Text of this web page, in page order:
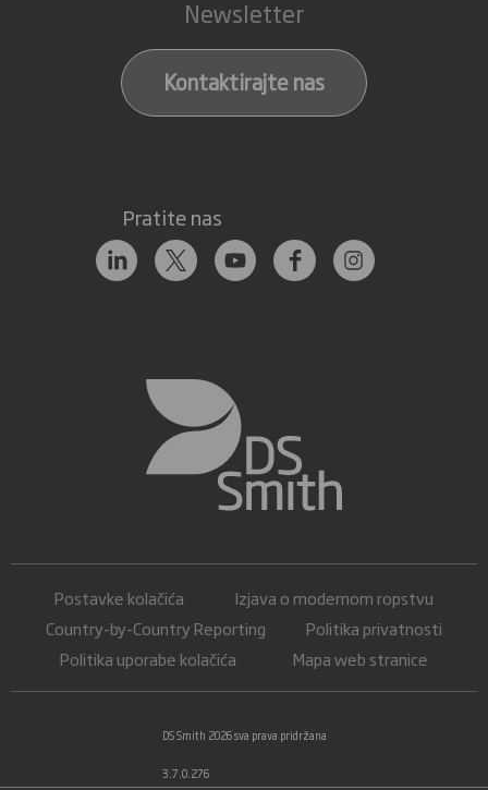
Newsletter
Kontaktirajte nas
Pratite nas
Postavke kolačića
Izjava o modernom ropstvu
Country-by-Country Reporting
Politika privatnosti
Politika uporabe kolačića
Mapa web stranice
DS Smith 2026 sva prava pridržana
3.7.0.276